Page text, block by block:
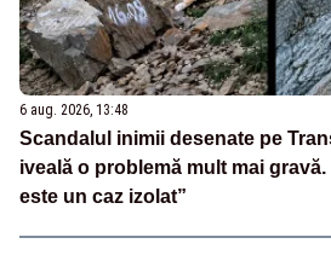
6 aug. 2026, 13:48
Scandalul inimii desenate pe
iveală o problemă mult mai
este un caz izolat”